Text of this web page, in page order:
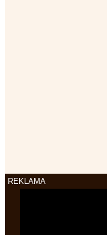
REKLAMA